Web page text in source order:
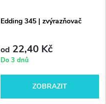
Edding 345 | zvýrazňovač
od 22,40 Kč
Do 3 dnů
ZOBRAZIT